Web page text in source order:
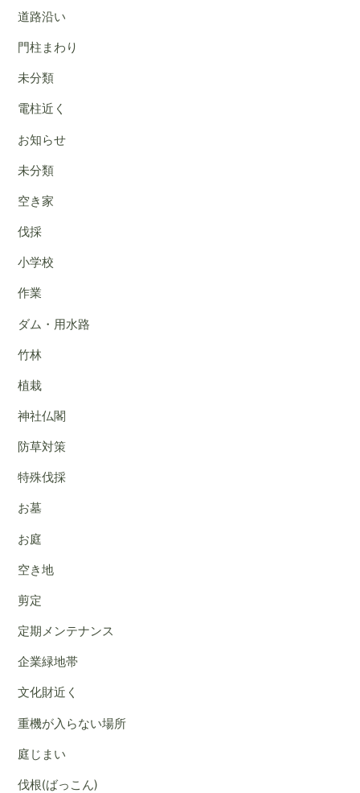
ブ
道路沿い
門柱まわり
未分類
電柱近く
お知らせ
未分類
空き家
伐採
小学校
作業
ダム・用水路
竹林
植栽
神社仏閣
防草対策
特殊伐採
お墓
お庭
空き地
剪定
定期メンテナンス
企業緑地帯
文化財近く
重機が入らない場所
庭じまい
伐根(ばっこん)